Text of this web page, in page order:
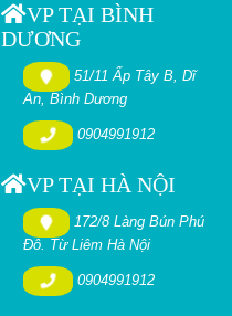
VP TẠI BÌNH
DƯƠNG
51/11 Ấp Tây B, Dĩ
An, Bình Dương
0904991912
VP TẠI HÀ NỘI
172/8 Làng Bún Phú
Đô. Từ Liêm Hà Nội
0904991912